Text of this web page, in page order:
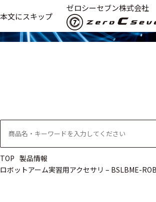
本文にスキップ
ゼロシーセブン株式会社
製
生
体
信
ー
フ
リ
ー
ワ
研究用
ヒト・人
動物
製品情報
TOP 製品情報
ロボットアーム実習用アクセサリ – BSLBME-